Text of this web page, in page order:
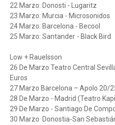
22 Marzo: Donosti - Lugaritz
23 Marzo: Murcia - Microsonidos
24 Marzo: Barcelona - Becool
25 Marzo: Santander - Black Bird
Low + Rauelsson
26 De Marzo Teatro Central
Euros
27 Marzo Barcelona – Apolo 20/
28 De Marzo - Madrid (Teatro
29 De Marzo - Santiago De
30 Marzo Donostia-San